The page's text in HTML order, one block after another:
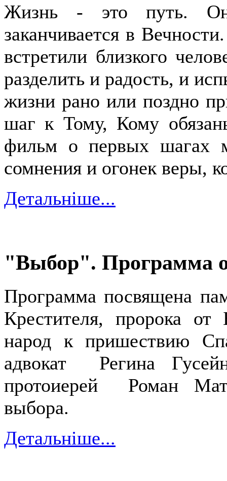
Жизнь - это путь.
заканчивается в
встретили близкого
разделить и радость, и
жизни рано или поздно
шаг к Тому, Кому
фильм о первых шагах
сомнения и огонек веры,
Детальніше...
"Выбор". Программа
Программа посвящена
Крестителя, пророка от
народ к пришествию
адвокат Регина
протоиерей Роман
выбора.
Детальніше...